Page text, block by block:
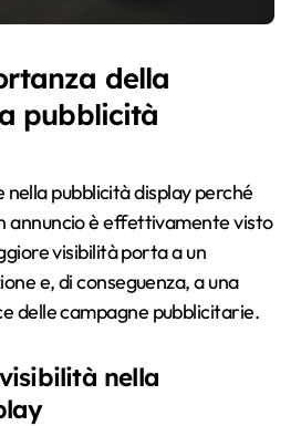
della
pubblicità
nella pubblicità display perché
annuncio è effettivamente visto
visibilità porta a un
e, di conseguenza, a una
delle campagne pubblicitarie.
nella